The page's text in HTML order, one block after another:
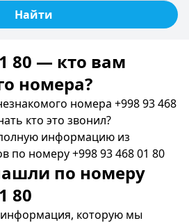
Найти
80 — кто вам
номера?
номера +998 93 468
кто это звонил?
информацию из
по номеру +998 93 468 01 80
по номеру
80
которую мы